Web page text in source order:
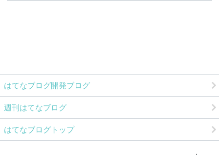
はてなブログ開発ブログ
週刊はてなブログ
はてなブログトップ